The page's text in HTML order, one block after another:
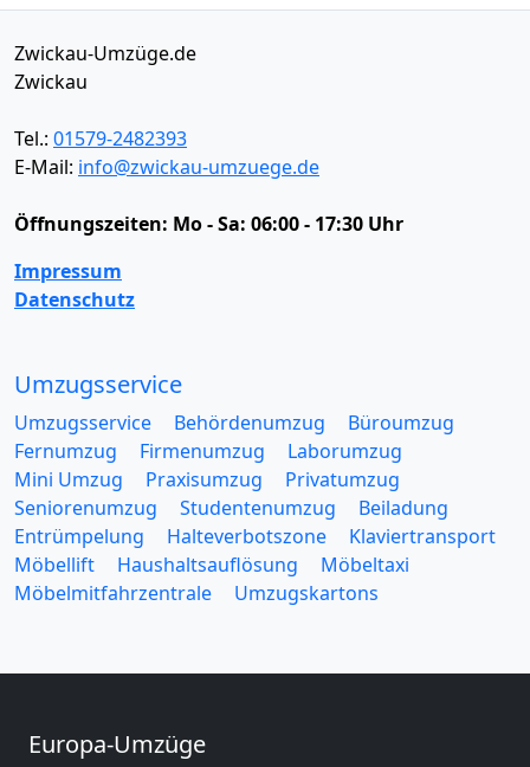
Zwickau-Umzüge.de
Zwickau
Tel.: 01579-2482393
E-Mail: info@zwickau-umzuege.de
Öffnungszeiten: Mo - Sa: 06:00 - 17:30 Uhr
Impressum
Datenschutz
Umzugsservice
Umzugsservice Behördenumzug
Büroumzug
Fernumzug
Firmenumzug
Laborumzug
Mini Umzug
Praxisumzug
Privatumzug
Seniorenumzug
Studentenumzug
Beiladung
Entrümpelung
Halteverbotszone
Klaviertransport
Möbellift
Haushaltsauflösung
Möbeltaxi
Möbelmitfahrzentrale
Umzugskartons
Europa-Umzüge